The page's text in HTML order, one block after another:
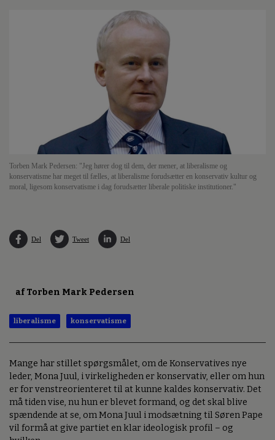
Torben Mark Pedersen: "Jeg hører dog til dem, der mener, at liberalisme og
konservatisme har meget til fælles, at liberalisme forudsætter en konservativ kultur og
moral, ligesom konservatisme i dag forudsætter liberale politiske institutioner."
Del Tweet Del
af Torben Mark Pedersen
liberalisme konservatisme
Mange har stillet spørgsmålet, om de Konservatives nye
leder, Mona Juul, i virkeligheden er konservativ, eller om hun
er for venstreorienteret til at kunne kaldes konservativ. Det
må tiden vise, nu hun er blevet formand, og det skal blive
spændende at se, om Mona Juul i modsætning til Søren Pape
vil formå at give partiet en klar ideologisk profil – og